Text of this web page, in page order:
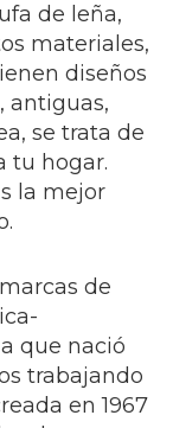
de leña,
materiales,
diseños
antiguas,
se trata de
tu hogar.
la mejor
de
que nació
trabajando
en 1967